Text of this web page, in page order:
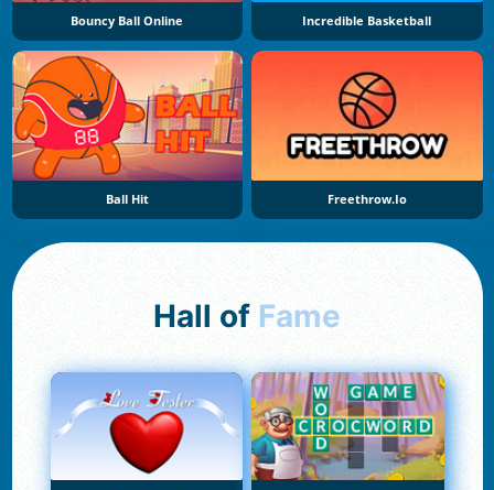
Bouncy Ball Online Incredible Basketball
Ball Hit Freethrow.io
Hall of Fame